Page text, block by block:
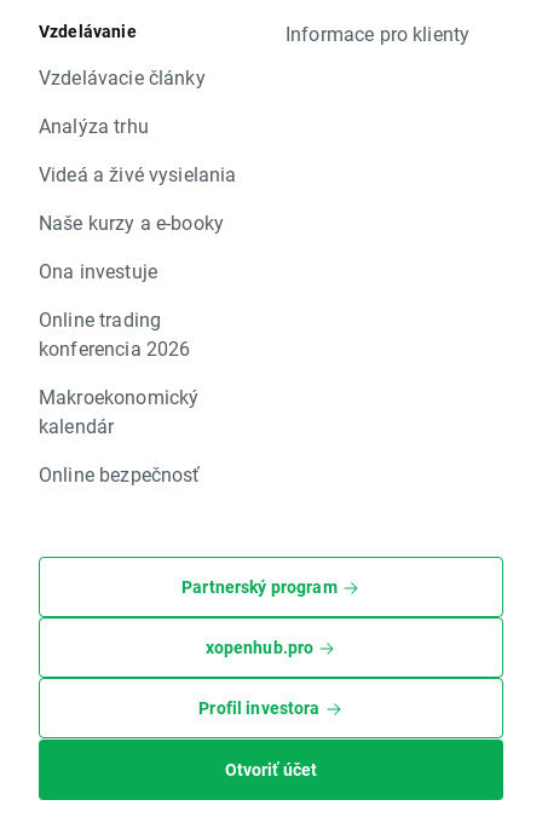
Vzdelávanie
Vzdelávacie články
Analýza trhu
Videá a živé vysielania
Naše kurzy a e-booky
Ona investuje
Online trading
konferencia 2026
Makroekonomický
kalendár
Online bezpečnosť
Informace pro klienty
Partnerský program
xopenhub.pro
Profil investora
Otvoriť účet